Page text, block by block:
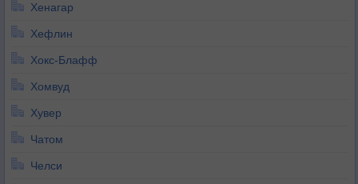
Хенагар
Хефлин
Хокс-Блафф
Хомвуд
Хувер
Чатом
Челси